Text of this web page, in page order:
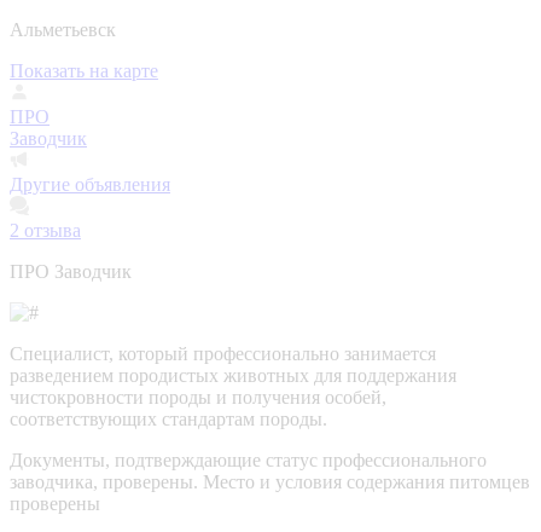
Альметьевск
Показать на карте
ПРО
Заводчик
Другие объявления
2 отзыва
ПРО Заводчик
Специалист, который профессионально занимается
разведением породистых животных для поддержания
чистокровности породы и получения особей,
соответствующих стандартам породы.
Документы, подтверждающие статус профессионального
заводчика, проверены. Место и условия содержания питомцев
проверены